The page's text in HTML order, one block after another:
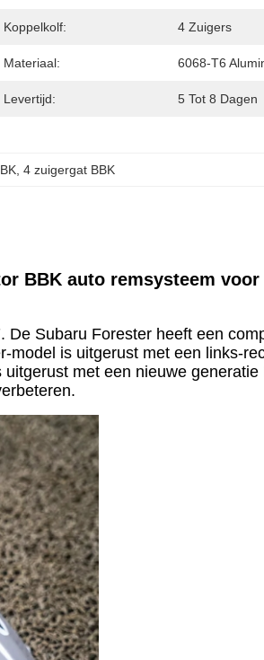
Koppelkolf: 4 Zuigers
Materiaal: 6068-T6
Levertijd: 5 Tot 8 Dagen
, 4 zuigergat BBK
BBK auto remsysteem
Subaru Forester heeft een
is uitgerust met een links-
met een nieuwe